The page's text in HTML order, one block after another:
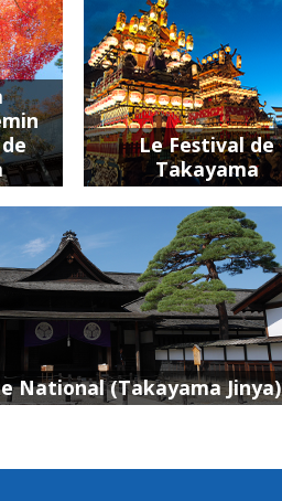
Le Festival de
Takayama
National (Takayama Jinya)